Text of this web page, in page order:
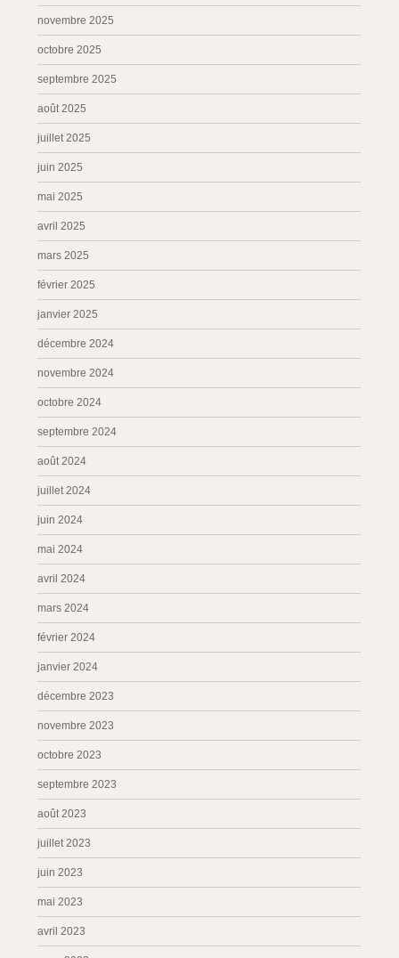
novembre 2025
octobre 2025
septembre 2025
août 2025
juillet 2025
juin 2025
mai 2025
avril 2025
mars 2025
février 2025
janvier 2025
décembre 2024
novembre 2024
octobre 2024
septembre 2024
août 2024
juillet 2024
juin 2024
mai 2024
avril 2024
mars 2024
février 2024
janvier 2024
décembre 2023
novembre 2023
octobre 2023
septembre 2023
août 2023
juillet 2023
juin 2023
mai 2023
avril 2023